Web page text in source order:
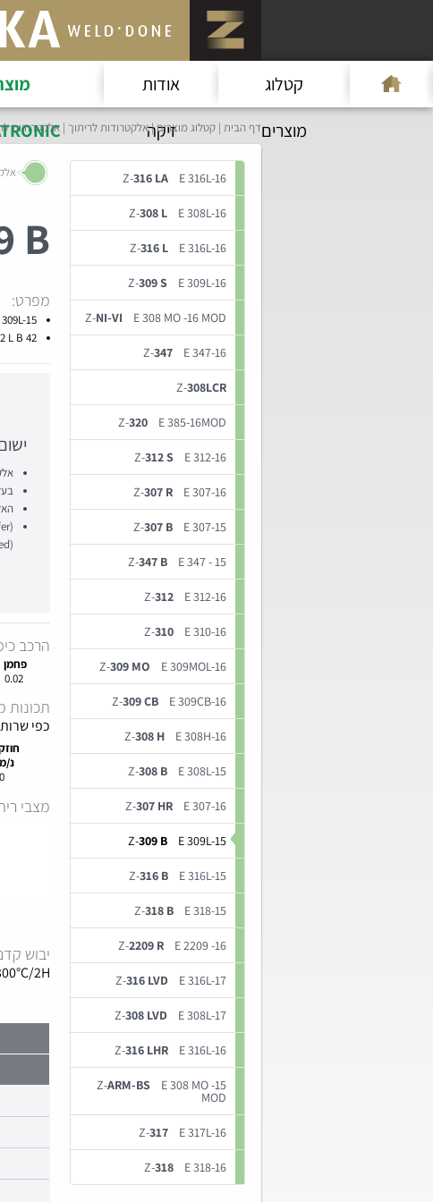
קטלוג
מוצרים
אודות
זיקה
דף הבית קטלוג מוצרים אלקטרודות לריתוך אלקטרודות
Z-316 LAE 316L-16
Z-308 LE 308L-16
Z-316 LE 316L-16
Z-309 SE 309L-16
Z-NI-VI E 308 MO -16 MOD
Z-347E 347-16
Z-308LCR
Z-320E 385-16MOD
Z-312 SE 312-16
Z-307 RE 307-16
Z-307 BE 307-15
Z-347 BE 347 - 15
Z-312E 312-16
Z-310E 310-16
Z-309 MO E 309MOL-16
Z-309 CBE 309CB-16
Z-308 HE 308H-16
Z-308 BE 308L-15
Z-307 HRE 307-16
Z-309 BE 309L-15
Z-316 BE 316L-15
Z-318 BE 318-15
Z-2209 RE 2209 -16
Z-316 LVDE 316L-17
Z-308 LVDE 308L-17
Z-316 LHRE 316L-16
Z-ARM-BSE 308 MO -15
MOD
Z-317E 317L-16
Z-318E 318-16
B
מפרט:
15
L B 42
(cladded) מאותו הרכב או שונה ואשר מיועדת לעבודה בתנאי קורוזיה.
הרכב
פחמן
0.02
תכונות
כפי
נ/
מצבי
יבוש
2H